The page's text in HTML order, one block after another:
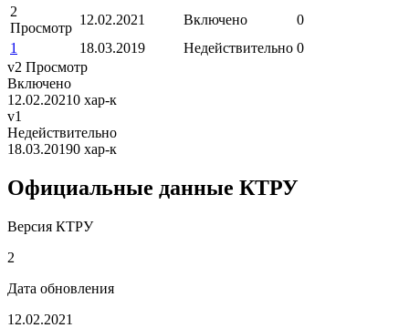
2
Просмотр
12.02.2021 Включено
0
1
18.03.2019 Недействительно 0
v2 Просмотр
Включено
12.02.20210 хар-к
v1
Недействительно
18.03.20190 хар-к
Официальные данные КТРУ
Версия КТРУ
2
Дата обновления
12.02.2021